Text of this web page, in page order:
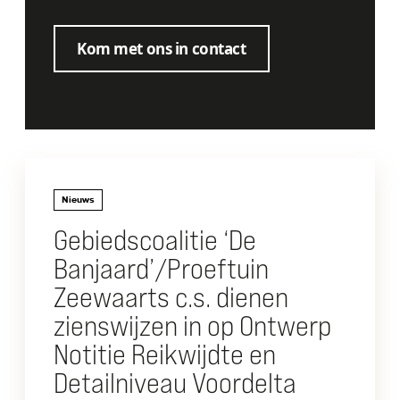
Kom met ons in contact
Nieuws
Gebiedscoalitie ‘De
Banjaard’/Proeftuin
Zeewaarts c.s. dienen
zienswijzen in op Ontwerp
Notitie Reikwijdte en
Detailniveau Voordelta